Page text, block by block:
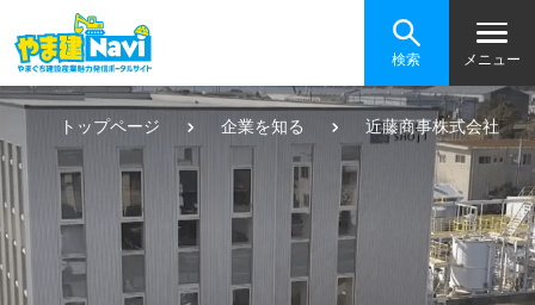
検索 メニュー
トップページ 企業を知る 近藤商事株式会社